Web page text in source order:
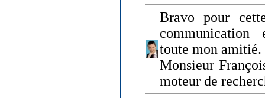
Bravo pour
communication
toute mon amitié.
Monsieur
moteur de